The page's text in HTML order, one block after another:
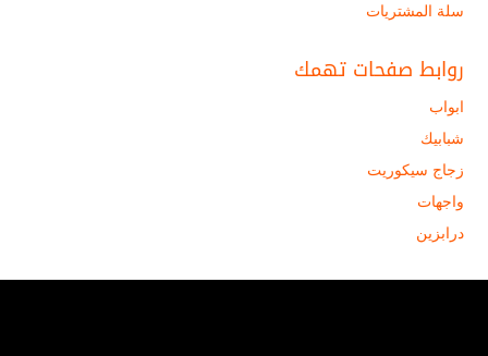
سلة المشتريات
روابط صفحات تهمك
ابواب
شبابيك
زجاج سيكوريت
واجهات
درابزين